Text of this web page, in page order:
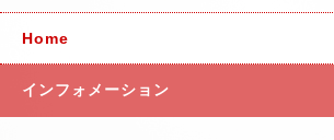
Home
インフォメーション